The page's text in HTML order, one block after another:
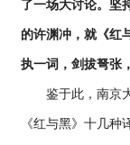
了一场大讨论。坚
的许渊冲，就《红
执一词，剑拔弩张
鉴于此，南京大
《红与黑》十几